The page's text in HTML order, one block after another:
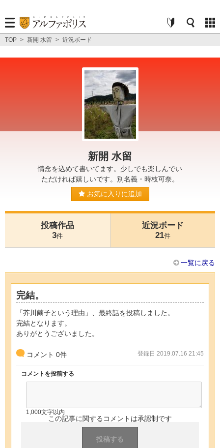
TOP > 新開 水留 > 近況ボード
新開 水留
情念を込めて書いてます。少しでも楽しんでい
ただければ嬉しいです。別名義・時枝可奈。
お気に入りに追加
投稿作品
3件
近況ボード
21件
一覧に戻る
完結。
「芥川繭子という理由」、最終話を投稿しました。
完結となります。
ありがとうございました。
コメント 0件 登録日 2019.07.16 21:45
コメントを投稿する
1,000文字以内
この記事に関するコメントは承認制です